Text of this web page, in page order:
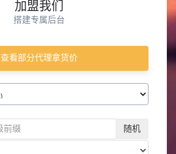
加盟我们
搭建专属后台
查看部分代理拿货价
随机